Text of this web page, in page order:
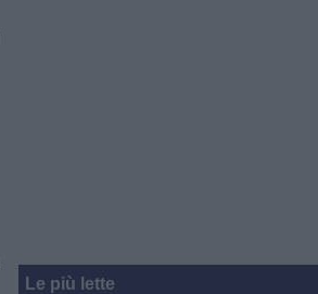
Le più lette